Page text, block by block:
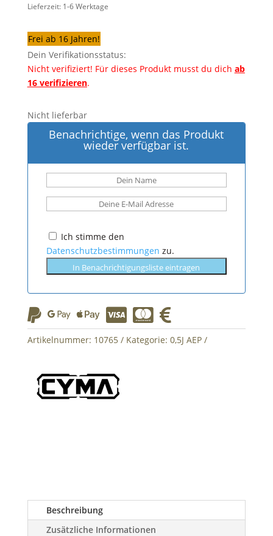
Lieferzeit: 1-6 Werktage
Frei ab 16 Jahren!
Dein Verifikationsstatus:
Nicht verifiziert! Für dieses Produkt musst du dich ab
16 verifizieren.
Nicht lieferbar
Benachrichtige, wenn das Produkt
wieder verfügbar ist.
Ich stimme den
Datenschutzbestimmungen zu.
In Benachrichtigungsliste eintragen
     
Artikelnummer: 10765 Kategorie: 0,5J AEP
Beschreibung
Zusätzliche Informationen